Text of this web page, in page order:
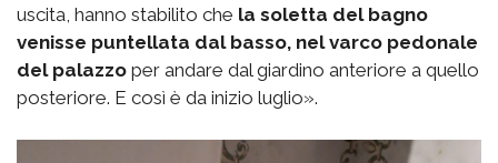
uscita, hanno stabilito che la soletta del bagno
venisse puntellata dal basso, nel varco pedonale
del palazzo per andare dal giardino anteriore a quello
posteriore. E così è da inizio luglio».